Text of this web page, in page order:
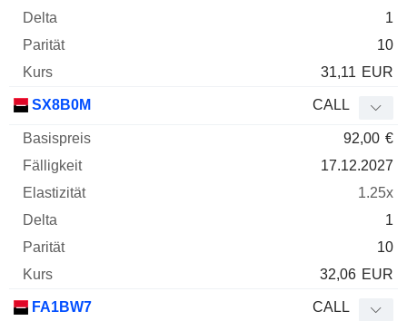
1
10
31,11 EUR
SX8B0M CALL
92,00 €
17.12.2027
1.25x
1
10
32,06 EUR
FA1BW7 CALL